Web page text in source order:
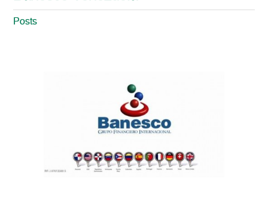
Posts